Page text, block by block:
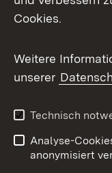
X / Twitter
Youtube
Impressum
Cookies.
Weitere
unserer
Technisch
Analyse-
anonymisiert